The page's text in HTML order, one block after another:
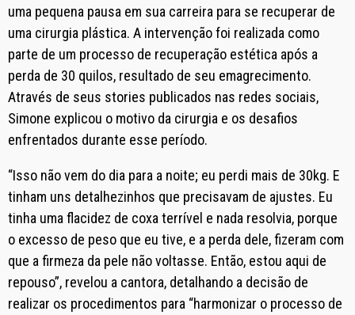
uma pequena pausa em sua carreira para se recuperar de
uma cirurgia plástica. A intervenção foi realizada como
parte de um processo de recuperação estética após a
perda de 30 quilos, resultado de seu emagrecimento.
Através de seus stories publicados nas redes sociais,
Simone explicou o motivo da cirurgia e os desafios
enfrentados durante esse período.
“Isso não vem do dia para a noite; eu perdi mais de 30kg. E
tinham uns detalhezinhos que precisavam de ajustes. Eu
tinha uma flacidez de coxa terrível e nada resolvia, porque
o excesso de peso que eu tive, e a perda dele, fizeram com
que a firmeza da pele não voltasse. Então, estou aqui de
repouso”, revelou a cantora, detalhando a decisão de
realizar os procedimentos para “harmonizar o processo de